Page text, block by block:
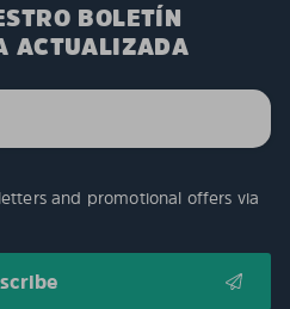
BOLETÍN
ACTUALIZADA
and promotional offers via